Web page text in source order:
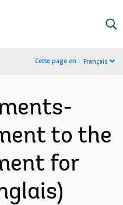
Cette page en : Français
to the
for